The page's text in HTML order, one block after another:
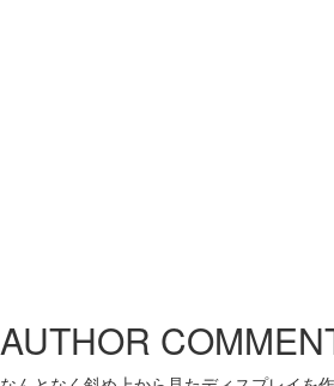
AUTHOR